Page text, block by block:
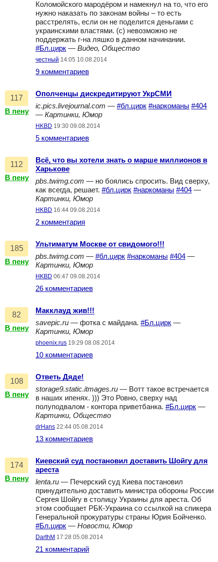
Коломойского мародёром и намекнул на то, что его
нужно наказать по законам войны – то есть
расстрелять, если он не поделится деньгами с
украинскими властями. (с) невозможно не
поддержать г-на ляшко в данном начинании.
#Бл.цирк — Видео, Общество
честный 14:05 10.08.2014
9 комментариев
117
В пену
Ополченцы дискредитируют УкрСМИ
ic.pics.livejournal.com — #бл.цирк #наркоманы #404
— Картинки, Юмор
HKBD 19:30 09.08.2014
5 комментариев
112
В пену
Всё, что вы хотели знать о марше миллионов в
Харькове
pbs.twimg.com — но боялись спросить. Вид сверху,
как всегда, решает. #бл.цирк #наркоманы #404 —
Картинки, Юмор
HKBD 16:44 09.08.2014
2 комментария
185
В пену
Ультиматум Москве от свидомого!!!
pbs.twimg.com — #бл.цирк #наркоманы #404 —
Картинки, Юмор
HKBD 06:47 09.08.2014
26 комментариев
82
В пену
Макклауд жив!!!
savepic.ru — фотка с майдана. #Бл.цирк —
Картинки, Юмор
phoenix.rus 19:29 08.08.2014
10 комментариев
108
В пену
Ответь Дяде!
storage9.static.itmages.ru — Вотт такое встречается
в наших ипенях. ))) Это Ровно, сверху над
полуподвалом - контора приветбанка. #Бл.цирк —
Картинки, Общество
drHans 22:44 05.08.2014
13 комментариев
174
В пену
Киевский суд постановил доставить Шойгу для
ареста
lenta.ru — Печерский суд Киева постановил
принудительно доставить министра обороны России
Сергея Шойгу в столицу Украины для ареста. Об
этом сообщает РБК-Украина со ссылкой на спикера
Генеральной прокуратуры страны Юрия Бойченко.
#Бл.цирк — Новости, Юмор
DarthM 17:28 05.08.2014
21 комментарий